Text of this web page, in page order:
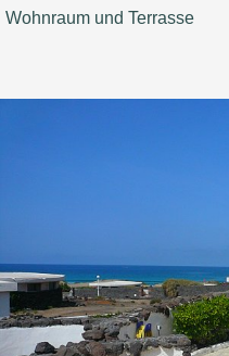
Wohnraum und Terrasse